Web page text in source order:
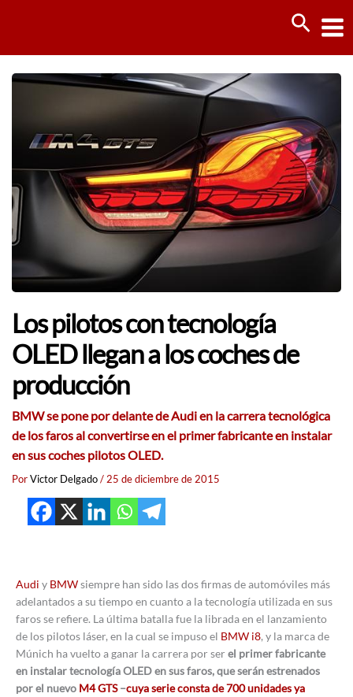
Los pilotos con tecnología
OLED llegan a los coches de
producción
BMW se pone por delante de Audi en la carrera tecnológica
de los faros al convertirse en el primer fabricante en instalar
en sus coches pilotos OLED.
PorVictor Delgado/ 25 de diciembre de 2015
Audi y BMWsiempre han sido las dos firmas de automóviles más
adelantados a su tiempo en cuanto a la tecnología utilizada en sus
faros se refiere. La última batalla fue la librada en el lanzamiento
de los pilotos láser, en la cual se impuso el BMW i8, y la marca de
Múnich ha vuelto a ganar la carrera por serel primer fabricante
en instalar tecnología OLED en sus faros, que serán estrenados
por el nuevo M4 GTS–cuya serie consta de 700 unidades ya